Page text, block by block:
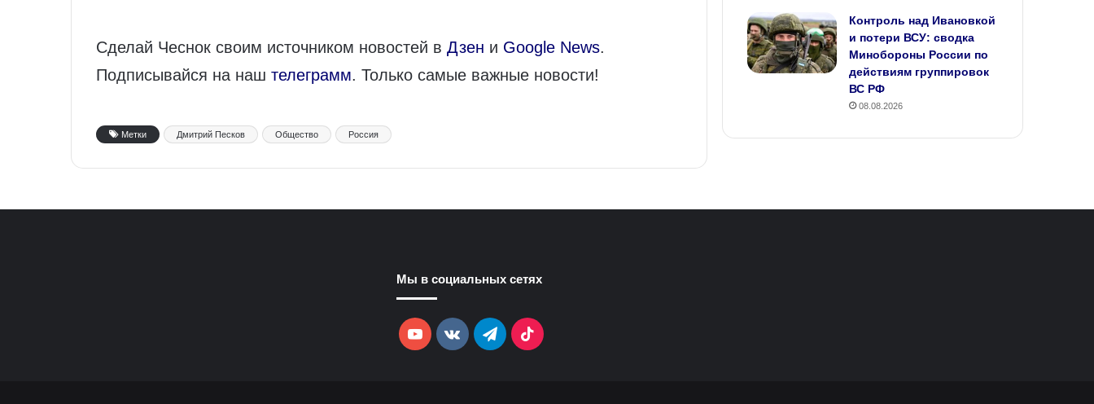
Сделай Чеснок своим источником новостей в Дзен и Google News.
Подписывайся на наш телеграмм. Только самые важные новости!
Метки Дмитрий Песков Общество Россия
Контроль над Ивановкой
и потери ВСУ: сводка
Минобороны России по
действиям группировок
ВС РФ
08.08.2026
Мы в социальных сетях
YouTubevk.comTelegramTikTok